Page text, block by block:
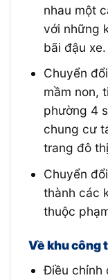
nhau một
với những
bãi đậu xe.
Chuyển
mầm non,
phường 4
chung cư
trang đô
Chuyển
thành các
thuộc
Về khu công
Điều chỉnh